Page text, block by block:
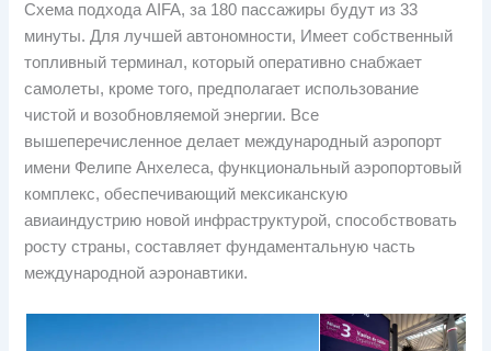
Схема подхода AIFA, за 180 пассажиры будут из 33
минуты. Для лучшей автономности, Имеет собственный
топливный терминал, который оперативно снабжает
самолеты, кроме того, предполагает использование
чистой и возобновляемой энергии. Все
вышеперечисленное делает международный аэропорт
имени Фелипе Анхелеса, функциональный аэропортовый
комплекс, обеспечивающий мексиканскую
авиаиндустрию новой инфраструктурой, способствовать
росту страны, составляет фундаментальную часть
международной аэронавтики.